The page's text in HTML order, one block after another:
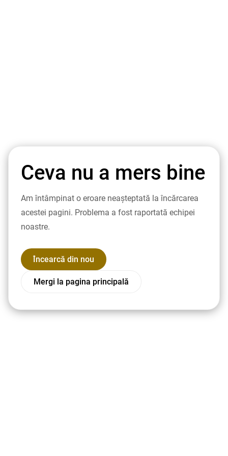
Ceva nu a mers bine
Am întâmpinat o eroare neașteptată la încărcarea
acestei pagini. Problema a fost raportată echipei
noastre.
Încearcă din nou
Mergi la pagina principală